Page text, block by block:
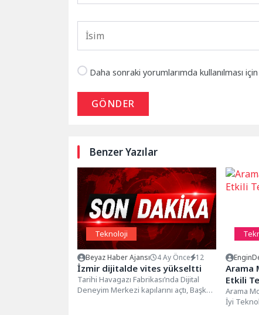
Daha sonraki yorumlarımda kullanılması
GÖNDER
Benzer Yazılar
Teknoloji
Beyaz Haber Ajansı 4 Ay Önce 12
İzmir dijitalde vites yükseltti
Tarihi Havagazı Fabrikası’nda Dijital
Deneyim Merkezi kapılarını açtı, Başkan
Arama
Etkili
Arama
İyi